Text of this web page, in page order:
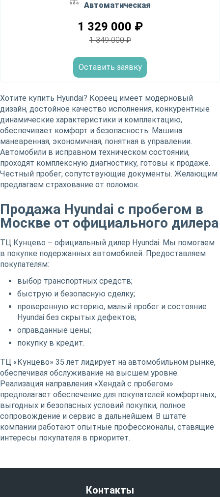
Автоматическая
1 329 000 ₽
1 349 000₽
Оставить заявку
Хотите купить Hyundai? Кореец имеет модерновый
дизайн, достойное качество исполнения, конкурентные
динамические характеристики и комплектацию,
обеспечивает комфорт и безопасность. Машина
маневренная, экономичная, понятная в управлении.
Автомобили в исправном техническом состоянии,
проходят комплексную диагностику, готовы к продаже.
Честный пробег, сопутствующие документы. Желающим
предлагаем страхование от поломок.
Продажа Hyundai с пробегом в
Москве от официального дилера
ТЦ Кунцево – официальный дилер Hyundai. Мы помогаем
в покупке подержанных автомобилей. Предоставляем
покупателям:
выбор транспортных средств;
быструю и безопасную сделку;
проверенную историю, малый пробег и состояние
Hyundai без скрытых дефектов;
оправданные цены;
покупку в кредит.
ТЦ «Кунцево» 35 лет лидирует на автомобильном рынке,
обеспечивая обслуживание на высшем уровне.
Реализация направления «Хендай с пробегом»
предполагает обеспечение для покупателей комфортных,
выгодных и безопасных условий покупки, полное
сопровождение и сервис в дальнейшем. В штате
компании работают опытные профессионалы, ставящие
интересы покупателя в приоритет.
Контакты